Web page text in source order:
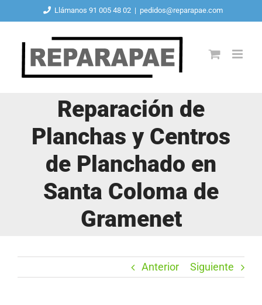
contenido
Llámanos 91 005 48 02 | pedidos@reparapae.com
Reparación de
Planchas y Centros
de Planchado en
Santa Coloma de
Gramenet
Anterior Siguiente